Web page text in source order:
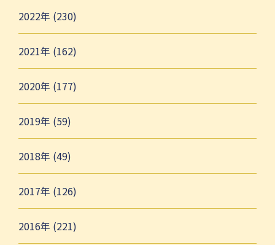
2022年 (230)
2021年 (162)
2020年 (177)
2019年 (59)
2018年 (49)
2017年 (126)
2016年 (221)